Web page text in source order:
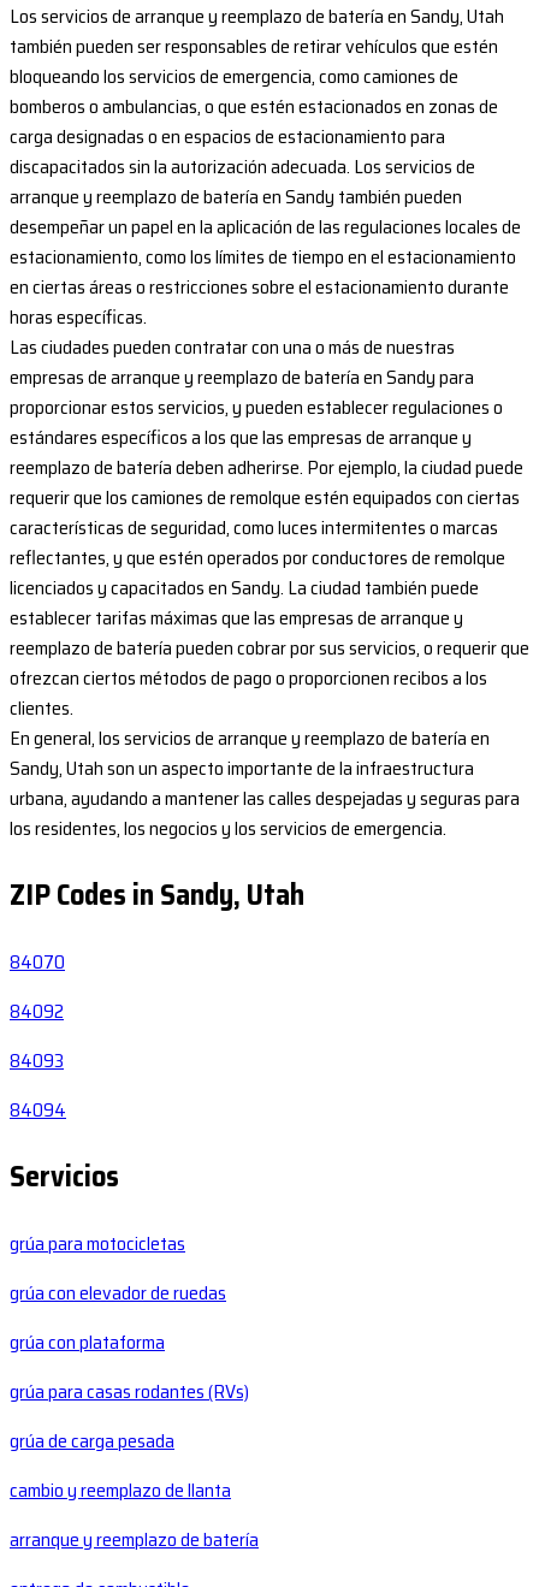
Los servicios de arranque y reemplazo de batería en Sandy, Utah
también pueden ser responsables de retirar vehículos que estén
bloqueando los servicios de emergencia, como camiones de
bomberos o ambulancias, o que estén estacionados en zonas de
carga designadas o en espacios de estacionamiento para
discapacitados sin la autorización adecuada. Los servicios de
arranque y reemplazo de batería en Sandy también pueden
desempeñar un papel en la aplicación de las regulaciones locales de
estacionamiento, como los límites de tiempo en el estacionamiento
en ciertas áreas o restricciones sobre el estacionamiento durante
horas específicas.
Las ciudades pueden contratar con una o más de nuestras
empresas de arranque y reemplazo de batería en Sandy para
proporcionar estos servicios, y pueden establecer regulaciones o
estándares específicos a los que las empresas de arranque y
reemplazo de batería deben adherirse. Por ejemplo, la ciudad puede
requerir que los camiones de remolque estén equipados con ciertas
características de seguridad, como luces intermitentes o marcas
reflectantes, y que estén operados por conductores de remolque
licenciados y capacitados en Sandy. La ciudad también puede
establecer tarifas máximas que las empresas de arranque y
reemplazo de batería pueden cobrar por sus servicios, o requerir que
ofrezcan ciertos métodos de pago o proporcionen recibos a los
clientes.
En general, los servicios de arranque y reemplazo de batería en
Sandy, Utah son un aspecto importante de la infraestructura
urbana, ayudando a mantener las calles despejadas y seguras para
los residentes, los negocios y los servicios de emergencia.
ZIP Codes in Sandy, Utah
84070
84092
84093
84094
Servicios
grúa para motocicletas
grúa con elevador de ruedas
grúa con plataforma
grúa para casas rodantes (RVs)
grúa de carga pesada
cambio y reemplazo de llanta
arranque y reemplazo de batería